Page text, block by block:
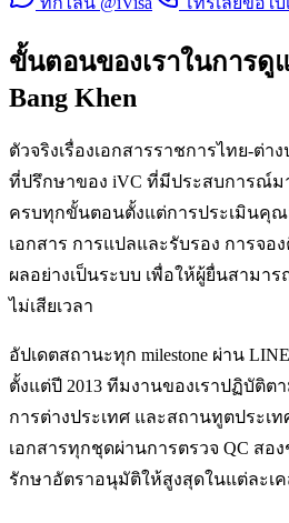
ขั้นตอนของเราในการ
Bang Khen
ตัวจริงเรื่องเอกสารราชการไทย-ต่า
ที่ปรึกษาของ iVC ที่มีประสบการณ์ม
ครบทุกขั้นตอนตั้งแต่การประเมินคุณ
เอกสาร การแปลและรับรอง การจ
ผลอย่างเป็นระบบ เพื่อให้ผู้ยื่นสามา
ไม่เสียเวลา
อัปเดตสถานะทุก milestone ผ่าน
ตั้งแต่ปี 2013 ทีมงานของเราปฏิบัติต
การต่างประเทศ และสถานทูตประเ
เอกสารทุกชุดผ่านการตรวจ QC สอ
รักษาอัตราอนุมัติให้สูงสุดในแต่ละเ